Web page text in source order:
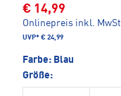
€ 14,99
Onlinepreis inkl. MwSt.
UVP* € 24,99
Farbe: Blau
Größe: